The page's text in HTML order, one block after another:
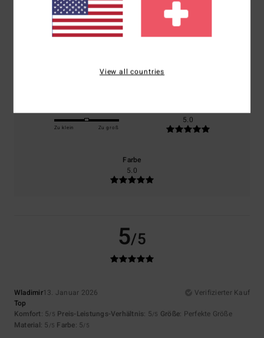
basierend auf1 verifizierten Bewertungenseit Januar 2026
0% unserer Kunden empfehlen dieses Produkt
Zu klein Zu groß
5.0
Farbe
5.0
5/5
Wladimir13. Januar 2026
Verifizierter Kauf
Top
Komfort: 5/5 Preis-Leistungs-Verhältnis: 5/5 Größe: Perfekte Größe
Material: 5 /5 Farbe: 5/5
View all countries